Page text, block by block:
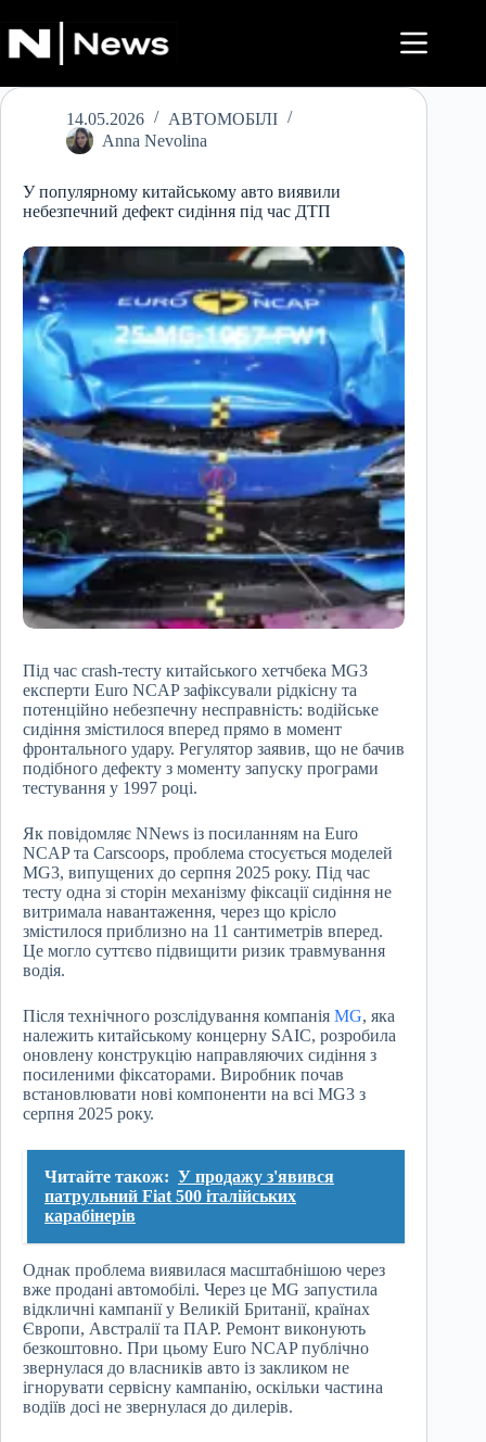
до
вмісту
14.05.2026
АВТОМОБІЛІ
Anna Nevolina
У популярному китайському авто виявили
небезпечний дефект сидіння під час ДТП
Під час crash-тесту китайського хетчбека MG3
експерти Euro NCAP зафіксували рідкісну та
потенційно небезпечну несправність: водійське
сидіння змістилося вперед прямо в момент
фронтального удару. Регулятор заявив, що не бачив
подібного дефекту з моменту запуску програми
тестування у 1997 році.
Як повідомляє NNews із посиланням на Euro
NCAP та Carscoops, проблема стосується моделей
MG3, випущених до серпня 2025 року. Під час
тесту одна зі сторін механізму фіксації сидіння не
витримала навантаження, через що крісло
змістилося приблизно на 11 сантиметрів вперед.
Це могло суттєво підвищити ризик травмування
водія.
Після технічного розслідування компанія MG, яка
належить китайському концерну SAIC, розробила
оновлену конструкцію направляючих сидіння з
посиленими фіксаторами. Виробник почав
встановлювати нові компоненти на всі MG3 з
серпня 2025 року.
Читайте також: У продажу з'явився
патрульний Fiat 500 італійських
карабінерів
Однак проблема виявилася масштабнішою через
вже продані автомобілі. Через це MG запустила
відкличні кампанії у Великій Британії, країнах
Європи, Австралії та ПАР. Ремонт виконують
безкоштовно. При цьому Euro NCAP публічно
звернулася до власників авто із закликом не
ігнорувати сервісну кампанію, оскільки частина
водіїв досі не звернулася до дилерів.